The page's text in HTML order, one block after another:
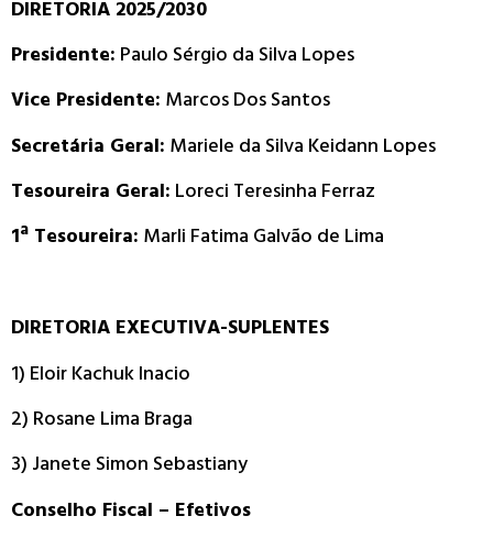
DIRETORIA 2025/2030
Presidente: Paulo Sérgio da Silva Lopes
Vice Presidente: Marcos Dos Santos
Secretária Geral: Mariele da Silva Keidann Lopes
Tesoureira Geral: Loreci Teresinha Ferraz
1ª Tesoureira: Marli Fatima Galvão de Lima
DIRETORIA EXECUTIVA-SUPLENTES
1) Eloir Kachuk Inacio
2) Rosane Lima Braga
3) Janete Simon Sebastiany
Conselho Fiscal – Efetivos